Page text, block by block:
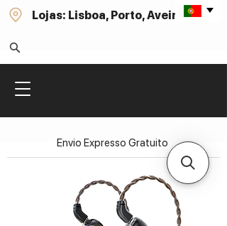
Lojas: Lisboa, Porto, Aveiro
Envio Expresso Gratuito